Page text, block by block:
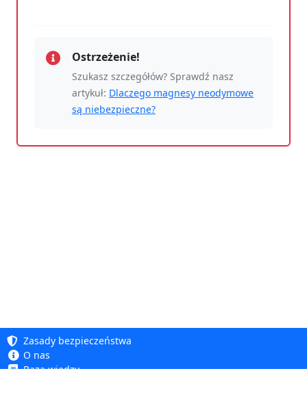
Ostrzeżenie!
Szukasz szczegółów? Sprawdź nasz
artykuł: Dlaczego magnesy neodymowe
są niebezpieczne?
Zasady bezpieczeństwa
O nas
Baza wiedzy